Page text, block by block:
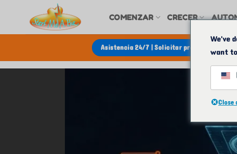
contenido
COMENZAR CRECER
Asistencia 24/7 | Solicitar presupuesto
We've
want